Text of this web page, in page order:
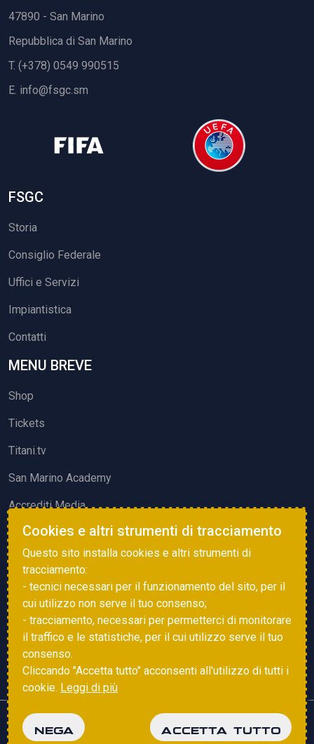
47890 - San Marino
Repubblica di San Marino
T. (+378) 0549 990515
E. info@fsgc.sm
FSGC
Storia
Consiglio Federale
Uffici e Servizi
Impiantistica
Contatti
MENU BREVE
Shop
Tickets
Titani.tv
San Marino Academy
Accrediti Media
ATTIVITÀ ED EVENTI
Squadre di Calcio
Associazione Sammarinese Arbitri
Vota gol e parata
Copyright © 2025 FSGC. Tutti i diritti riservati
Cookies e altri strumenti di tracciamento
Questo sito installa cookies e altri strumenti di
tracciamento:
- tecnici necessari per il funzionamento del sito, per il
cui utilizzo non serve il tuo consenso;
- tracciamento, necessari per permetterci di monitorare
il traffico e le statistiche, per il cui utilizzo serve il tuo
consenso.
Cliccando "Accetta tutto" acconsenti all'utilizzo di tutti i
cookie. Leggi di più
NEGA ACCETTA TUTTO